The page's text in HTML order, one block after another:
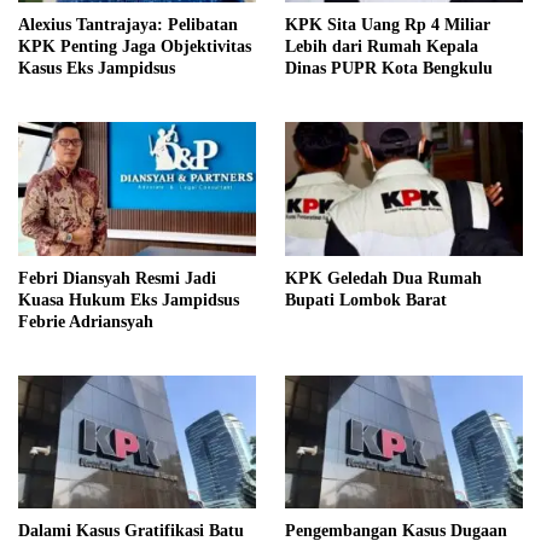
Alexius Tantrajaya: Pelibatan
KPK Penting Jaga Objektivitas
Kasus Eks Jampidsus
KPK Sita Uang Rp 4 Miliar
Lebih dari Rumah Kepala
Dinas PUPR Kota Bengkulu
Febri Diansyah Resmi Jadi
Kuasa Hukum Eks Jampidsus
Febrie Adriansyah
KPK Geledah Dua Rumah
Bupati Lombok Barat
Dalami Kasus Gratifikasi Batu
Pengembangan Kasus Dugaan